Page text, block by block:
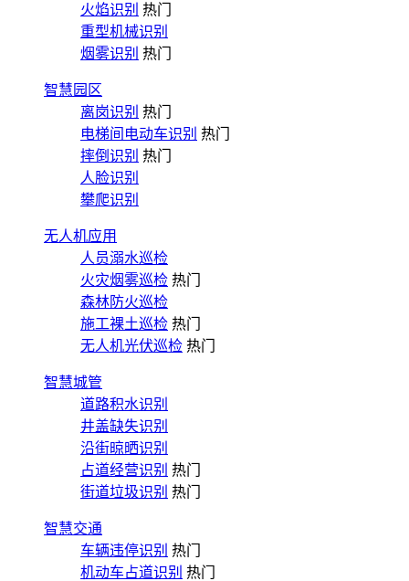
火焰识别 热门
重型机械识别
烟雾识别 热门
智慧园区
离岗识别 热门
电梯间电动车识别 热门
摔倒识别 热门
人脸识别
攀爬识别
无人机应用
人员溺水巡检
火灾烟雾巡检 热门
森林防火巡检
施工裸土巡检 热门
无人机光伏巡检 热门
智慧城管
道路积水识别
井盖缺失识别
沿街晾晒识别
占道经营识别 热门
街道垃圾识别 热门
智慧交通
车辆违停识别 热门
机动车占道识别 热门